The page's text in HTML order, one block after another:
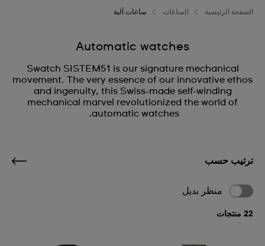
الصفحة الرئيسية الساعات ساعات آلية
Automatic watches
Swatch SISTEM51 is our signature mechanical
movement. The very essence of our innovative ethos
and ingenuity, this Swiss-made self-winding
mechanical marvel revolutionized the world of
automatic watches.
ترتيب حسب
منظر بديل
22 منتجات